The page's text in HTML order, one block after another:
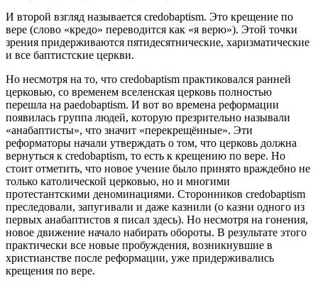
И второй взгляд называется credobaptism. Это крещение по
вере (слово «кредо» переводится как «я верю»). Этой точки
зрения придерживаются пятидесятнические, харизматические
и все баптистские церкви.
Но несмотря на то, что credobaptism практиковался ранней
церковью, со временем вселенская церковь полностью
перешла на paedobaptism. И вот во времена реформации
появилась группа людей, которую презрительно называли
«анабаптисты», что значит «перекрещённые». Эти
реформаторы начали утверждать о том, что церковь должна
вернуться к credobaptism, то есть к крещению по вере. Но
стоит отметить, что новое учение было принято враждебно не
только католической церковью, но и многими
протестантскими деноминациями. Сторонников credobaptism
преследовали, запугивали и даже казнили (о казни одного из
первых анабаптистов я писал здесь). Но несмотря на гонения,
новое движение начало набирать обороты. В результате этого
практически все новые пробуждения, возникнувшие в
христианстве после реформации, уже придерживались
крещения по вере.